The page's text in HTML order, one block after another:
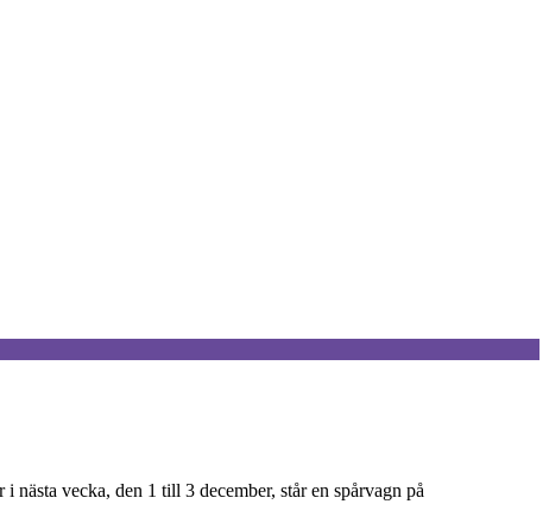
nästa vecka, den 1 till 3 december, står en spårvagn på